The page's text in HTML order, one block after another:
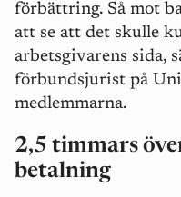
förbättring. Så mot
att se att det skulle
arbetsgivarens sida,
förbundsjurist på
medlemmarna.
2,5 timmars
betalning